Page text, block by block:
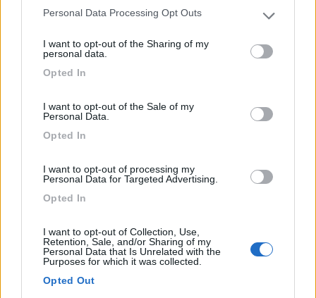
Please note that this website/app uses one or more Google
not limited to your visit or usage behaviour. You may click to
grant or deny consent to Google and its third-party tags to
use your data for below specified purposes in below Google
Personal Data Processing Opt Outs
I want to opt-out of the Sharing of my
personal data.
Opted In
I want to opt-out of the Sale of my
Personal Data.
Opted In
I want to opt-out of processing my
Personal Data for Targeted Advertising.
Opted In
I want to opt-out of Collection, Use,
Retention, Sale, and/or Sharing of my
Personal Data that Is Unrelated with the
Purposes for which it was collected.
Opted Out
Area di sosta (PS)
Agriturismo Corte Canale Virgilio
Servizi / Posizione
Agriturismo con appartamenti e ampia corte per sosta
Volta Mantovana (MN) - 5.5km